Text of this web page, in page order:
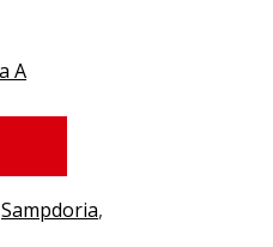
Sampdoria,